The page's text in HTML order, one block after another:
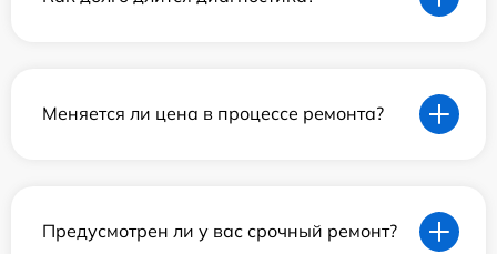
Меняется ли цена в процессе ремонта?
Предусмотрен ли у вас срочный ремонт?